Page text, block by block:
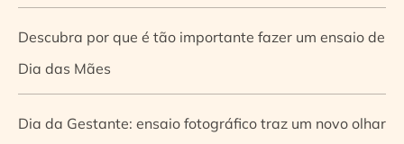
Descubra por que é tão importante fazer um ensaio de
Dia das Mães
Dia da Gestante: ensaio fotográfico traz um novo olhar